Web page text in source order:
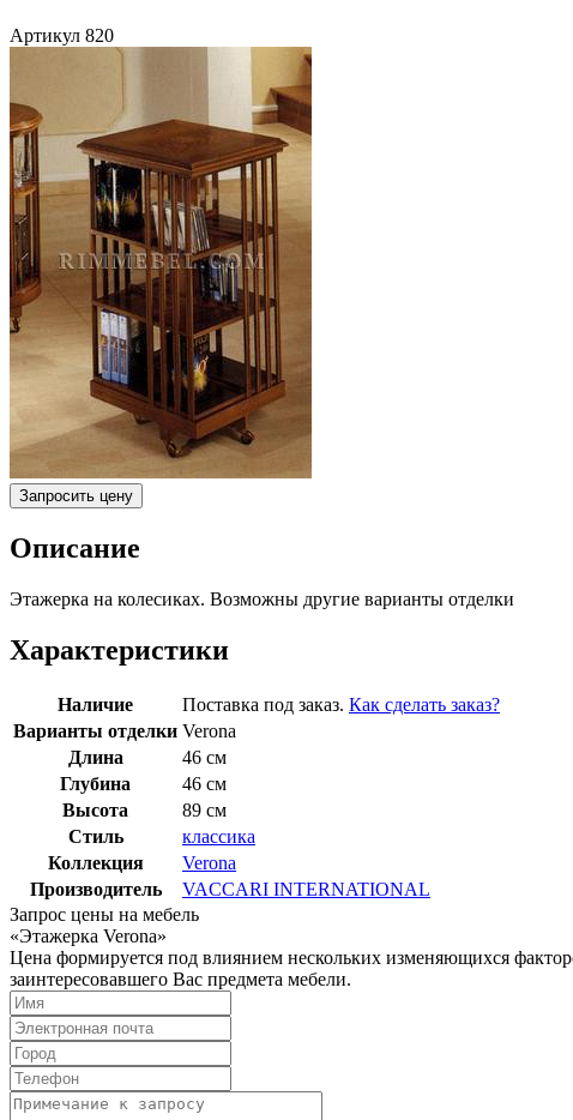
Артикул 820
Запросить цену
Описание
Этажерка на колесиках. Возможны другие варианты отделки
Характеристики
Наличие Поставка под заказ. Как сделать заказ?
Варианты отделки Verona
Длина
46 см
Глубина
46 см
Высота
89 см
Стиль
классика
Коллекция
Verona
Производитель
VACCARI INTERNATIONAL
Запрос цены на мебель
«Этажерка Verona»
Цена формируется под влиянием нескольких изменяющихся
заинтересовавшего Вас предмета мебели.